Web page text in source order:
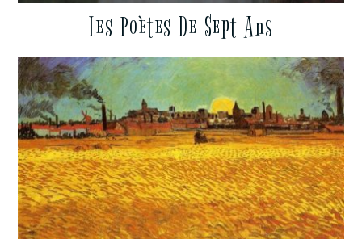
Les Poètes De Sept Ans